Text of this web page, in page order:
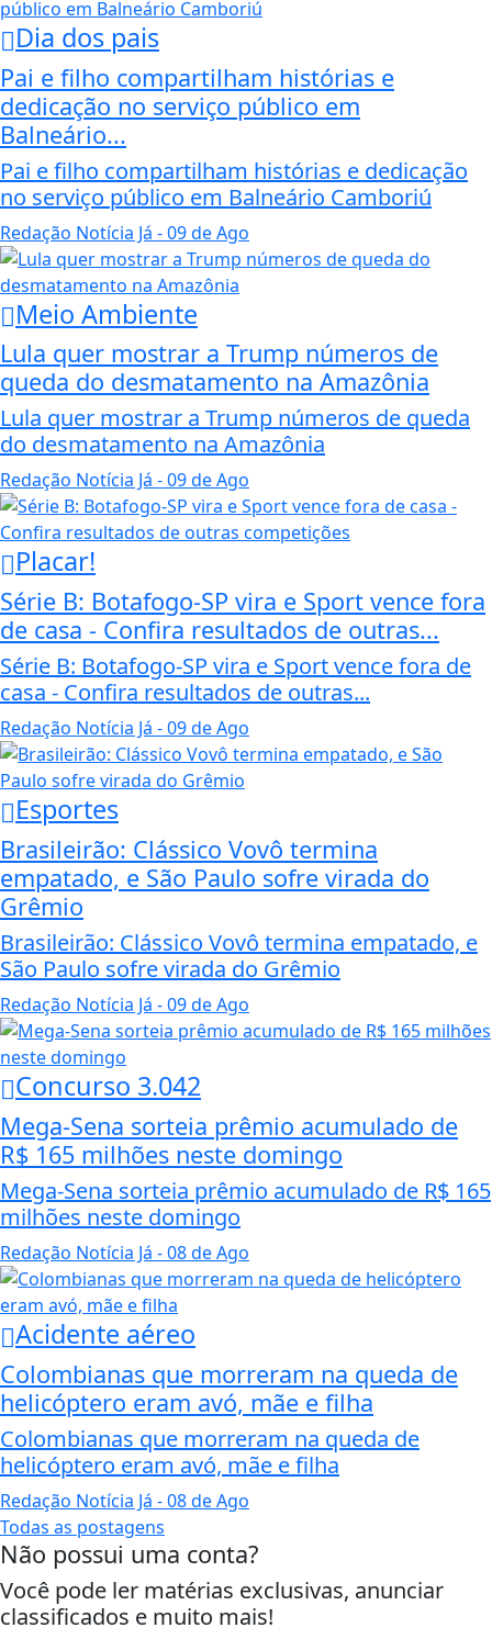
Dia dos pais
Pai e filho compartilham histórias e
dedicação no serviço público em
Balneário...
Pai e filho compartilham histórias e dedicação
no serviço público em Balneário Camboriú
Redação Notícia Já - 09 de Ago
Meio Ambiente
Lula quer mostrar a Trump números de
queda do desmatamento na Amazônia
Lula quer mostrar a Trump números de queda
do desmatamento na Amazônia
Redação Notícia Já - 09 de Ago
Placar!
Série B: Botafogo-SP vira e Sport vence fora
de casa - Confira resultados de outras...
Série B: Botafogo-SP vira e Sport vence fora de
casa - Confira resultados de outras...
Redação Notícia Já - 09 de Ago
Esportes
Brasileirão: Clássico Vovô termina
empatado, e São Paulo sofre virada do
Grêmio
Brasileirão: Clássico Vovô termina empatado, e
São Paulo sofre virada do Grêmio
Redação Notícia Já - 09 de Ago
Concurso 3.042
Mega-Sena sorteia prêmio acumulado de
R$ 165 milhões neste domingo
Mega-Sena sorteia prêmio acumulado de R$ 165
milhões neste domingo
Redação Notícia Já - 08 de Ago
Acidente aéreo
Colombianas que morreram na queda de
helicóptero eram avó, mãe e filha
Colombianas que morreram na queda de
helicóptero eram avó, mãe e filha
Redação Notícia Já - 08 de Ago
Todas as postagens
Não possui uma conta?
Você pode ler matérias exclusivas, anunciar
classificados e muito mais!